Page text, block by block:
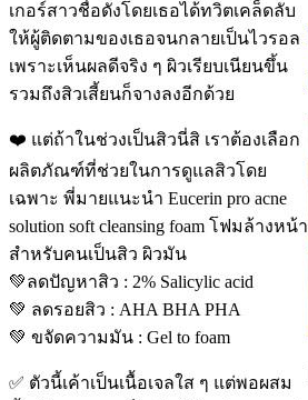
เกอร์สาวชื่อดังโดยเธอได้ทวิตเคล็ดลับ
ให้ผู้ติดตามของเธอจนกลายเป็นไวรอล
เพราะเห็นผลดีจริง ๆ ผิวเรียบเนียนขึ้น
รวมถึงสิวเสี้ยนก็จางลงอีกด้วย
❤️ แต่ถ้าในช่วงเป็นสิวนี่สิ เราต้องเลือก
ผลิตภัณฑ์ที่ช่วยในการดูแลสิวโดย
เฉพาะ พี่มายแนะนำ Eucerin pro acne
solution soft cleansing foam โฟมล้างหน้า
สำหรับคนเป็นสิว ผิวมัน
💚ลดปัญหาสิว : 2% Salicylic acid
💚 ลดรอยสิว : AHA BHA PHA
💚 ขจัดความมัน : Gel to foam
✅ ตัวนี้เค้าเป็นเนื้อเจลใส ๆ แต่พอผสม